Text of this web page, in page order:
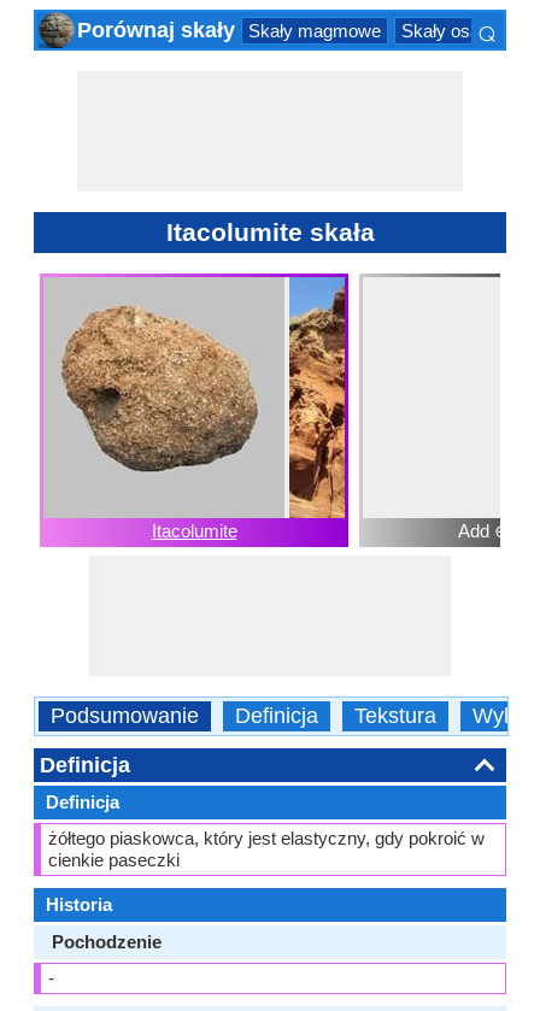
Porównaj skały Skały magmowe Skały osadowe
⌕
Itacolumite skała
Itacolumite Add ⊕
Podsumowanie Definicja Tekstura
Definicja
Definicja
żółtego piaskowca, który jest elastyczny, gdy pokroić w
cienkie paseczki
Historia
Pochodzenie
-